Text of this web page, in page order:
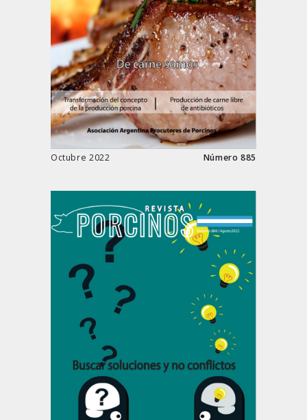
Octubre 2022 Número 885